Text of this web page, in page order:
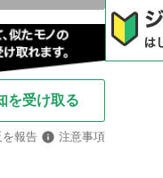
を受け取る
を報告
注意事項